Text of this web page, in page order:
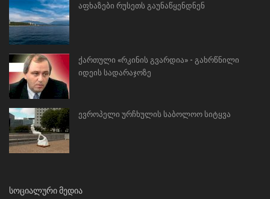
აფხაზები რუსეთს გაუნაწყენდნენ
ქართული «რკინის გვარდია» - გახრწნილი
იდეის სადარაჯოზე
ევროპელი ურჩხულის საბოლოო სიტყვა
ᲡᲝᲪᲘᲐᲚᲣᲠᲘ ᲛᲔᲓᲘᲐ